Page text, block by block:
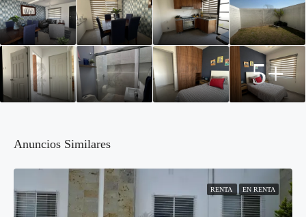
5+
Anuncios Similares
RENTA EN RENTA